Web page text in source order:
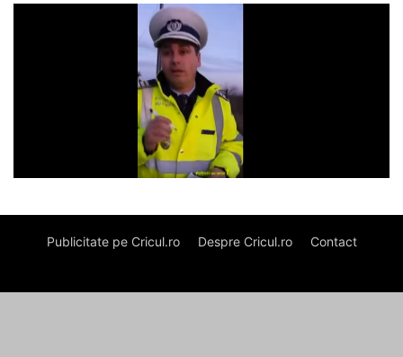
Publicitate pe Cricul.ro Despre Cricul.ro Contact